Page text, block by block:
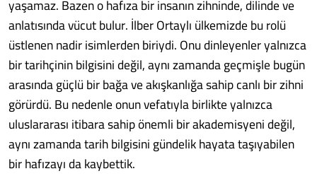
yaşamaz. Bazen o hafıza bir insanın zihninde, dilinde ve
anlatısında vücut bulur. İlber Ortaylı ülkemizde bu rolü
üstlenen nadir isimlerden biriydi. Onu dinleyenler yalnızca
bir tarihçinin bilgisini değil, aynı zamanda geçmişle bugün
arasında güçlü bir bağa ve akışkanlığa sahip canlı bir zihni
görürdü. Bu nedenle onun vefatıyla birlikte yalnızca
uluslararası itibara sahip önemli bir akademisyeni değil,
aynı zamanda tarih bilgisini gündelik hayata taşıyabilen
bir hafızayı da kaybettik.